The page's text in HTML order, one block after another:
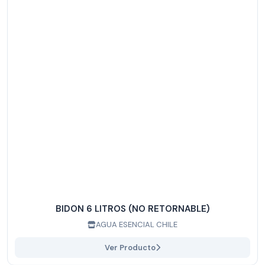
BIDON 6 LITROS (NO RETORNABLE)
AGUA ESENCIAL CHILE
Ver Producto